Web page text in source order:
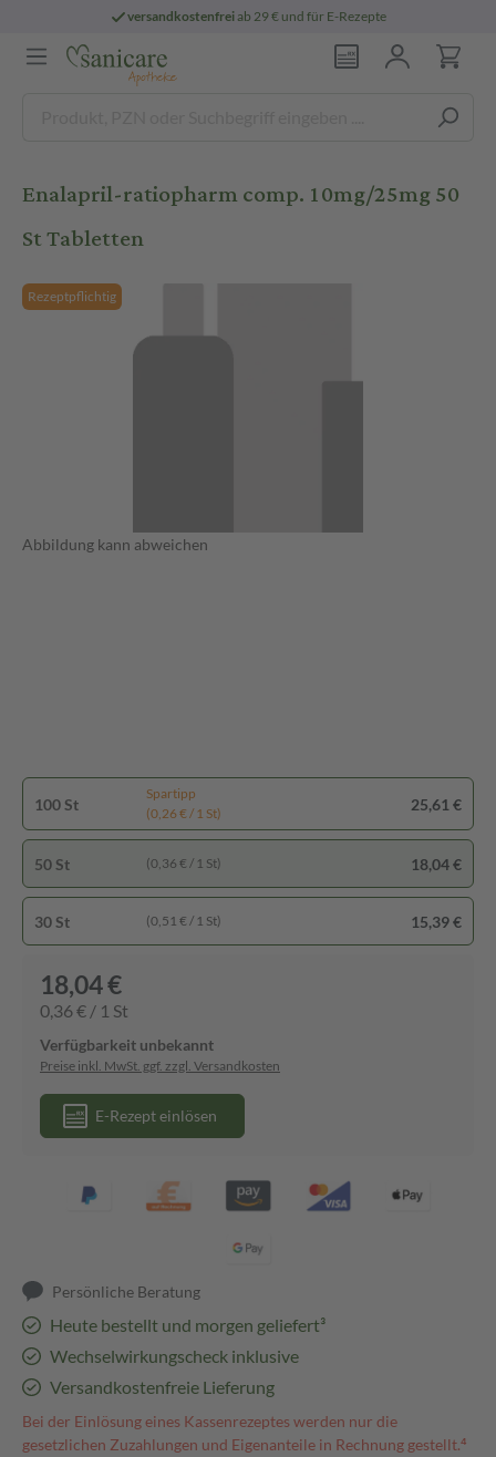
versandkostenfreiab 29 € und für E-Rezepte
Enalapril-ratiopharm comp. 10mg/25mg 50
St Tabletten
Rezeptpflichtig
Abbildung kann abweichen
100 St
Spartipp
(0,26 € / 1 St)
25,61 €
50 St (0,36 € / 1 St) 18,04 €
30 St (0,51 € / 1 St) 15,39 €
18,04 €
0,36 € / 1 St
Verfügbarkeit unbekannt
Preise inkl. MwSt. ggf. zzgl. Versandkosten
E-Rezept einlösen
Persönliche Beratung
Heute bestellt und morgen geliefert³
Wechselwirkungscheck inklusive
Versandkostenfreie Lieferung
Bei der Einlösung eines Kassenrezeptes werden nur die
gesetzlichen Zuzahlungen und Eigenanteile in Rechnung gestellt.⁴